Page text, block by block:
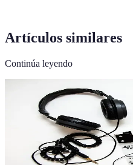
Artículos similares
Continúa leyendo